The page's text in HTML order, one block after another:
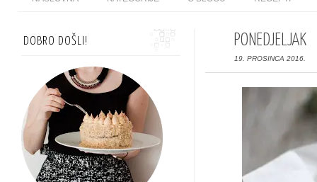
PONEDJELJAK
19. PROSINCA 2016.
DOBRO DOŠLI!